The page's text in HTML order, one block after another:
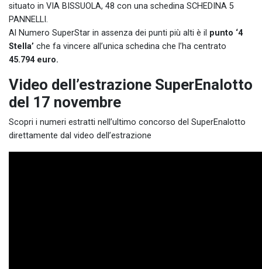
situato in VIA BISSUOLA, 48 con una schedina SCHEDINA 5
PANNELLI.
Al Numero SuperStar in assenza dei punti più alti è il punto ‘4
Stella’ che fa vincere all’unica schedina che l’ha centrato
45.794 euro.
Video dell’estrazione SuperEnalotto
del 17 novembre
Scopri i numeri estratti nell’ultimo concorso del SuperEnalotto
direttamente dal video dell’estrazione